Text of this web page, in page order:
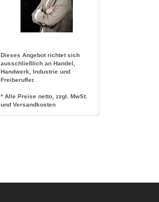
Dieses Angebot richtet sich
ausschließlich an Handel,
Handwerk, Industrie und
Freiberufler.
* Alle Preise netto, zzgl. MwSt.
und Versandkosten